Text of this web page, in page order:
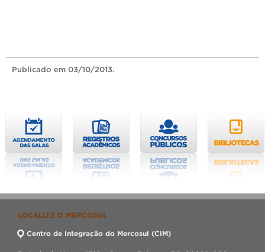
Publicado em 03/10/2013.
LOCALIZE O MERCOSUL
Centro de Integração do Mercosul (CIM)